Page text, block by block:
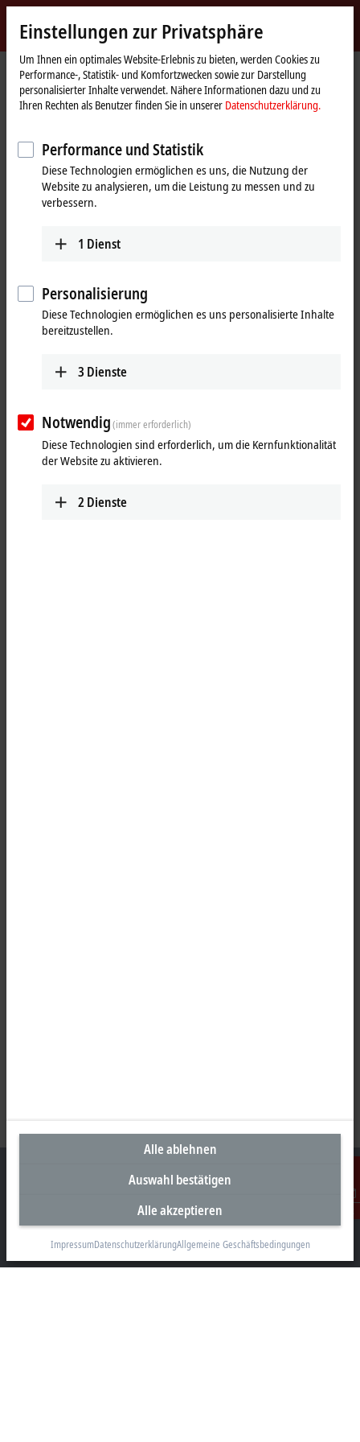
Beckhoff
-
New
Automation
Technology
myBeckhoff
StartseiteUnternehmen
News
Kontakt
Mit Klick auf "Akzeptieren" zeigen wir das Video und passen die
Einstellung zur Privatsphäre an, dabei wird externer Inhalt von
Vimeo geladen. Beachten Sie dazu bitte unsere
Technologiestudien zu neuen
Technologiestudien zeigen, wie sich EtherCAT mit neuen
Netzwerkkonzepten kombinieren lässt.
Unternehmenszentrale Österreich
Beckhoff Automation GmbH
Hauptstraße 11
Einstellungen zur Privatsphäre
Um Ihnen ein optimales Website-Erlebnis zu bieten, werden Cookies zu
Performance-, Statistik- und Komfortzwecken sowie zur Darstellung
personalisierter Inhalte verwendet. Nähere Informationen dazu und zu
Ihren Rechten als Benutzer finden Sie in unserer Datenschutzerklärung.
Performance und Statistik
Diese Technologien ermöglichen es uns, die Nutzung der
Website zu analysieren, um die Leistung zu messen und zu
verbessern.
1 Dienst
Personalisierung
Diese Technologien ermöglichen es uns personalisierte Inhalte
bereitzustellen.
3 Dienste
Notwendig(immer erforderlich)
Diese Technologien sind erforderlich, um die Kernfunktionalität
der Website zu aktivieren.
2 Dienste
Alle ablehnen
Auswahl bestätigen
Alle akzeptieren
ImpressumDatenschutzerklärungAllgemeine Geschäftsbedingungen